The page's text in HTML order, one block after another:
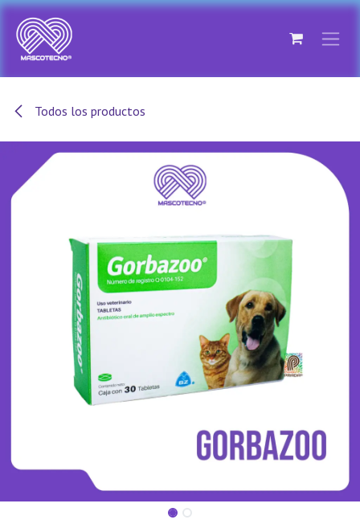
Ir al contenido
Todos los productos